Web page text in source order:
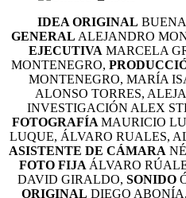
IDEA ORIGINAL
GENERAL ALEJANDRO
EJECUTIVA MARCELA
MONTENEGRO,
MONTENEGRO, MARÍA
ALONSO TORRES,
INVESTIGACIÓN ALEX
FOTOGRAFÍA MAURICIO
LUQUE, ÁLVARO RUALES,
ASISTENTE DE CÁMARA
FOTO FIJA ÁLVARO
DAVID GIRALDO, SONIDO
ORIGINAL DIEGO ABONÍA,